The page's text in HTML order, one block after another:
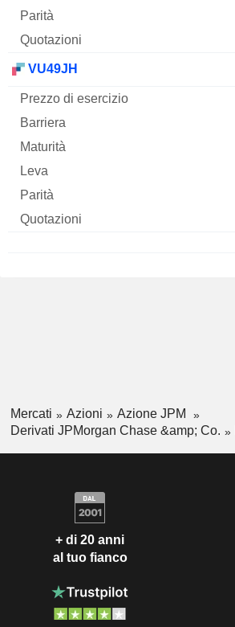
VU49JH
Mercati Azioni
Azione JPM
Derivati JPMorgan Chase &amp; Co.
+ di 20 anni
al tuo fianco